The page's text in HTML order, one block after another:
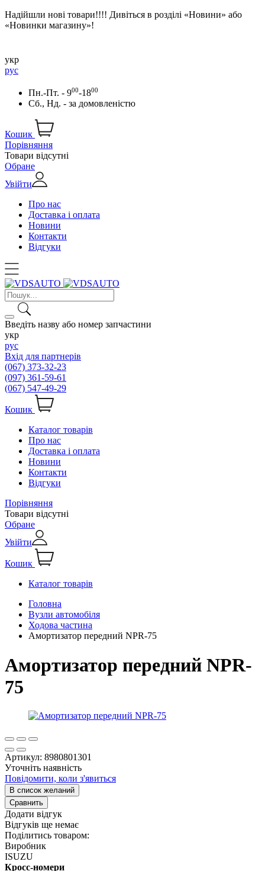
Надійшли нові товари!!!! Дивіться в розділі «Новини» або
«Новинки магазину»!
укр
рус
Пн.-Пт. - 900-1800
Сб., Нд. - за домовленістю
Кошик
Порівняння
Товари відсутні
Обране
Увійти
Про нас
Доставка і оплата
Новини
Контакти
Відгуки
Введіть назву або номер запчастини
укр
рус
Вхід для партнерів
(067) 373-32-23
(097) 361-59-61
(067) 547-49-29
Кошик
Каталог товарів
Про нас
Доставка і оплата
Новини
Контакти
Відгуки
Порівняння
Товари відсутні
Обране
Увійти
Кошик
Каталог товарів
Головна
Вузли автомобіля
Ходова частина
Амортизатор передний NPR-75
Амортизатор передний NPR-
75
Артикул: 8980801301
Уточніть наявність
Повідомити, коли з'явиться
В список желаний
Сравнить
Додати відгук
Відгуків ще немає
Поділитись товаром:
Виробник
ISUZU
Кросс-номери